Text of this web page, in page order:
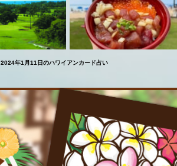
2024年1月11日のハワイアンカード占い